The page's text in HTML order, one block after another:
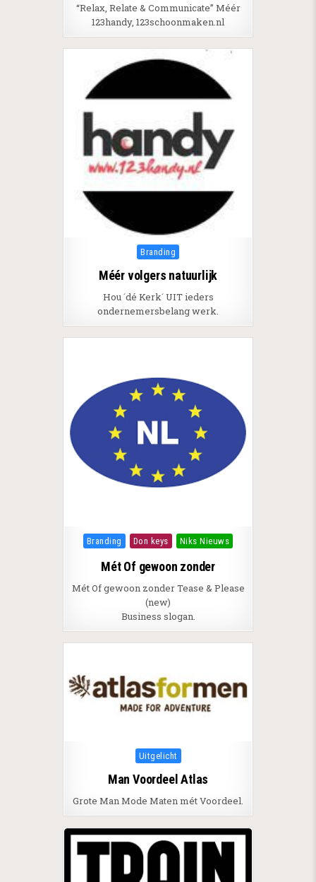
“Relax, Relate & Communicate” Méér
123handy, 123schoonmaken.nl
Posted in
Branding
Méér volgers natuurlijk
Hou ´dé Kerk´ UIT ieders
ondernemersbelang werk.
Posted in
Branding Don keys Niks Nieuws
Mét Of gewoon zonder
Mét Of gewoon zonder Tease & Please
(new)
Business slogan.
Posted in
Uitgelicht
Man Voordeel Atlas
Grote Man Mode Maten mét Voordeel.